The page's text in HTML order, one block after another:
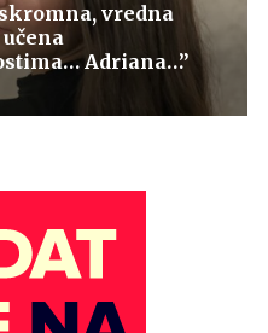
vredna
Adriana…”